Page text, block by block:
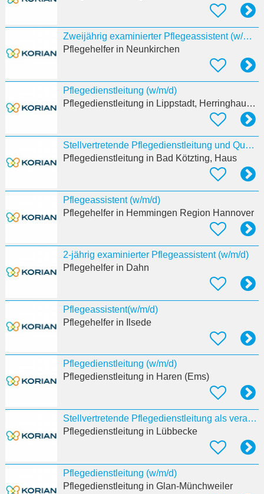
Zweijährig examinierter Pflegeassistent (w/m/d)
Pflegehelferin Neunkirchen
Pflegedienstleitung (w/m/d)
Pflegedienstleitung in Lippstadt, Herringhausen
Stellvertretende Pflegedienstleitung und Qualitätsbeauftragte:r (w/m/d)
Pflegedienstleitung in Bad Kötzting, Haus
Pflegeassistent (w/m/d)
Pflegehelferin Hemmingen Region Hannover
2-jährig examinierter Pflegeassistent (w/m/d)
Pflegehelferin Dahn
Pflegeassistent(w/m/d)
Pflegehelferin Ilsede
Pflegedienstleitung (w/m/d)
Pflegedienstleitung in Haren (Ems)
Stellvertretende Pflegedienstleitung als verantwortliche:r Pflegeprozesskoordinator:in (w/m/d)
Pflegedienstleitung in Lübbecke
Pflegedienstleitung (w/m/d)
Pflegedienstleitung in Glan-Münchweiler